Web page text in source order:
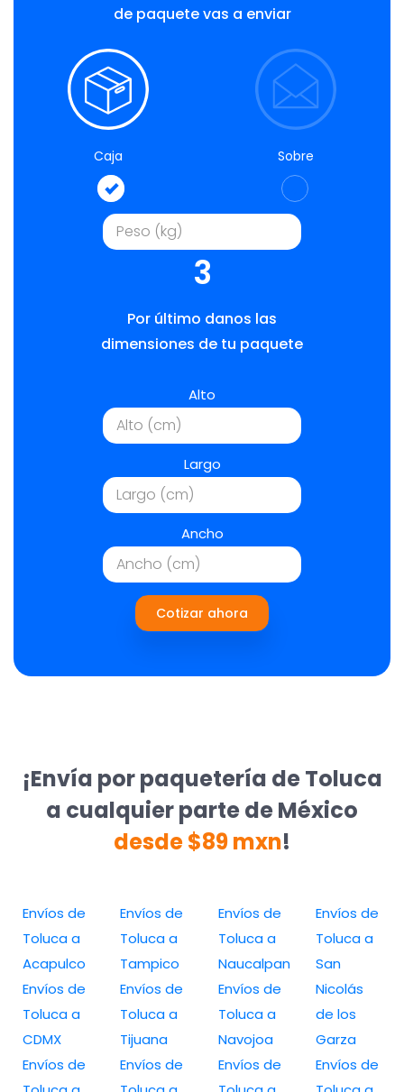
de paquete vas a enviar
Caja Sobre
3
Por último danos las
dimensiones de tu paquete
Alto
Largo
Ancho
Cotizar ahora
¡Envía por paquetería de Toluca
a cualquier parte de México
desde $89 mxn!
Envíos de
Toluca a
Acapulco
Envíos de
Toluca a
CDMX
Envíos de
Envíos de
Toluca a
Tampico
Envíos de
Toluca a
Tijuana
Envíos de
Envíos de
Toluca a
Naucalpan
Envíos de
Toluca a
Navojoa
Envíos de
Envíos de
Toluca a
San
Nicolás
de los
Garza
Envíos de